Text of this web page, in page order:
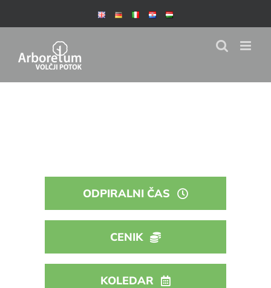
to
ODPIRALNI ČAS
CENIK
KOLEDAR